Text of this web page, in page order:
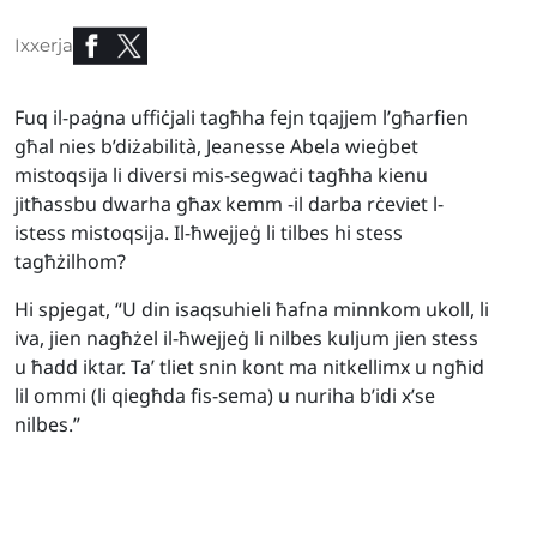
Ixxerja
Fuq il-paġna uffiċjali tagħha fejn tqajjem l’għarfien
għal nies b’diżabilità, Jeanesse Abela wieġbet
mistoqsija li diversi mis-segwaċi tagħha kienu
jitħassbu dwarha għax kemm -il darba rċeviet l-
istess mistoqsija. Il-ħwejjeġ li tilbes hi stess
tagħżilhom?
Hi spjegat, “U din isaqsuhieli ħafna minnkom ukoll, li
iva, jien nagħżel il-ħwejjeġ li nilbes kuljum jien stess
u ħadd iktar. Ta’ tliet snin kont ma nitkellimx u ngħid
lil ommi (li qiegħda fis-sema) u nuriha b’idi x’se
nilbes.”